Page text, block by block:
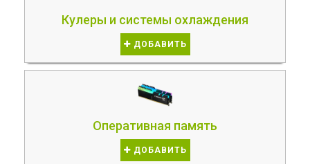
Кулеры и системы охлаждения
ДОБАВИТЬ
Оперативная память
ДОБАВИТЬ